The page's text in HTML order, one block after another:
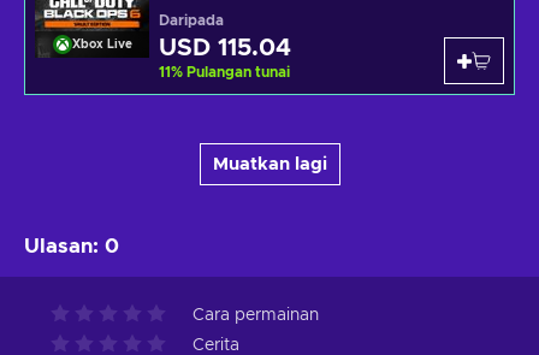
Xbox Live
Daripada
USD 115.04
11% Pulangan tunai
Muatkan lagi
Ulasan: 0
Cara permainan
Cerita